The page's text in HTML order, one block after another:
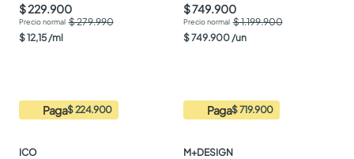
$ 229.900
$ 279.990
$12,15 /ml
Paga$ 224.900
ICO
$ 749.900
$ 1.199.900
$749.900 /un
Paga$ 719.900
M+DESIGN